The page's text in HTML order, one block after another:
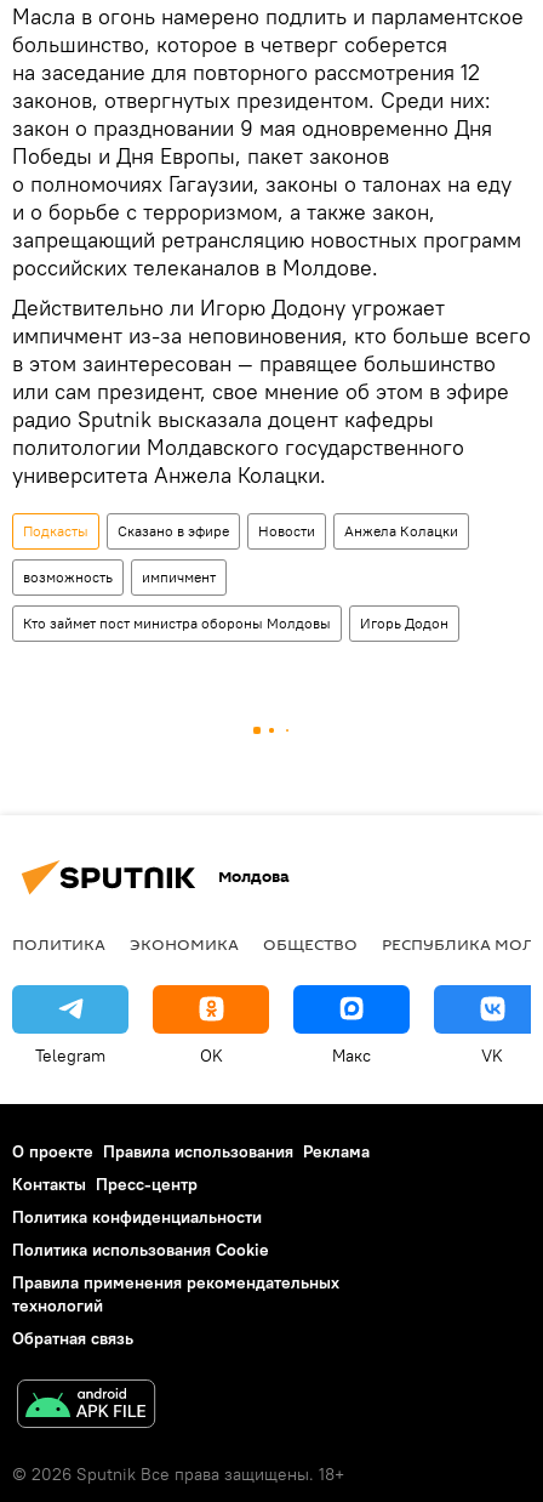
Масла в огонь намерено подлить и парламентское
большинство, которое в четверг соберется
на заседание для повторного рассмотрения 12
законов, отвергнутых президентом. Среди них:
закон о праздновании 9 мая одновременно Дня
Победы и Дня Европы, пакет законов
о полномочиях Гагаузии, законы о талонах на еду
и о борьбе с терроризмом, а также закон,
запрещающий ретрансляцию новостных программ
российских телеканалов в Молдове.
Действительно ли Игорю Додону угрожает
импичмент из-за неповиновения, кто больше всего
в этом заинтересован — правящее большинство
или сам президент, свое мнение об этом в эфире
радио Sputnik высказала доцент кафедры
политологии Молдавского государственного
университета Анжела Колацки.
Подкасты Сказано в эфире Новости Анжела Колацки
возможность импичмент
Кто займет пост министра обороны Молдовы Игорь Додон
Молдова
ПОЛИТИКА ЭКОНОМИКА ОБЩЕСТВО РЕСПУБЛИКА
Telegram OK Макс VK
О проекте Правила использования Реклама
Контакты Пресс-центр
Политика конфиденциальности
Политика использования Cookie
Правила применения рекомендательных
технологий
Обратная связь
© 2026 Sputnik Все права защищены. 18+